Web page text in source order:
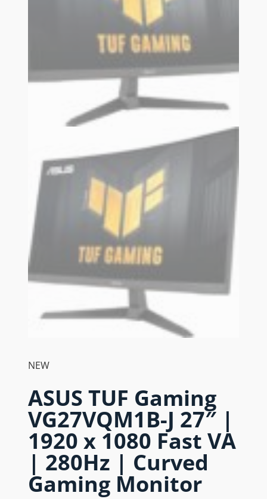
NEW
ASUS TUF Gaming
VG27VQM1B-J 27″ |
1920 x 1080 Fast VA
| 280Hz | Curved
Gaming Monitor